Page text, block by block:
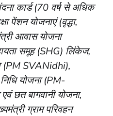
कार्ड (70 वर्ष से अधिक
पेंशन योजनाएं (वृद्धा,
आवास योजना
समूह (SHG) लिंकेज,
(PM SVANidhi),
योजना (PM-
छत बागवानी योजना,
ग्राम परिवहन